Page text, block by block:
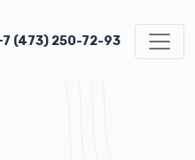
(473) 250-72-93